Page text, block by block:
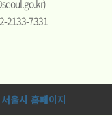
2133-7331
서울시 홈페이지